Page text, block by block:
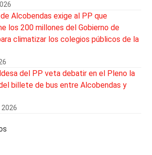
de Alcobendas exige al PP que
los 200 millones del Gobierno de
climatizar los colegios públicos de la
del PP veta debatir en el Pleno la
billete de bus entre Alcobendas y
2026